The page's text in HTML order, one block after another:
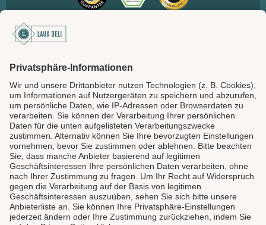
SICHER BEZAHLEN
LAUX DELI
SERVICE